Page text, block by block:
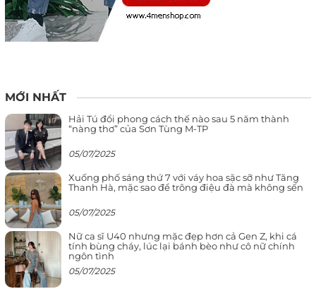
MỚI NHẤT
Hải Tú đổi phong cách thế nào sau 5 năm thành
“nàng thơ” của Sơn Tùng M-TP
05/07/2025
Xuống phố sáng thứ 7 với váy hoa sặc sỡ như Tăng
Thanh Hà, mặc sao để trông điệu đà mà không sến
05/07/2025
Nữ ca sĩ U40 nhưng mặc đẹp hơn cả Gen Z, khi cá
tính bùng cháy, lúc lại bánh bèo như cô nữ chính
ngôn tình
05/07/2025